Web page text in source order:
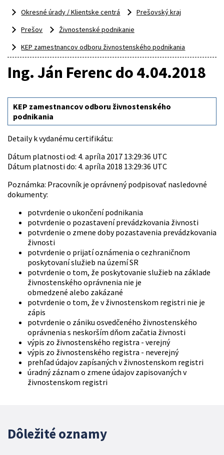
Okresné úrady / Klientske centrá
Prešovský kraj
Prešov
Živnostenské podnikanie
KEP zamestnancov odboru živnostenského podnikania
Ing. Ján Ferenc do 4.04.2018
KEP zamestnancov odboru živnostenského
podnikania
Detaily k vydanému certifikátu:
Dátum platnosti od: 4. apríla 2017 13:29:36 UTC
Dátum platnosti do: 4. apríla 2018 13:29:36 UTC
Poznámka: Pracovník je oprávnený podpisovať nasledovné
dokumenty:
potvrdenie o ukončení podnikania
potvrdenie o pozastavení prevádzkovania živnosti
potvrdenie o zmene doby pozastavenia prevádzkovania
živnosti
potvrdenie o prijatí oznámenia o cezhraničnom
poskytovaní služieb na území SR
potvrdenie o tom, že poskytovanie služieb na základe
živnostenského oprávnenia nie je
obmedzené alebo zakázané
potvrdenie o tom, že v živnostenskom registri nie je
zápis
potvrdenie o zániku osvedčeného živnostenského
oprávnenia s neskorším dňom začatia živnosti
výpis zo živnostenského registra - verejný
výpis zo živnostenského registra - neverejný
prehľad údajov zapísaných v živnostenskom registri
úradný záznam o zmene údajov zapisovaných v
živnostenskom registri
Dôležité oznamy